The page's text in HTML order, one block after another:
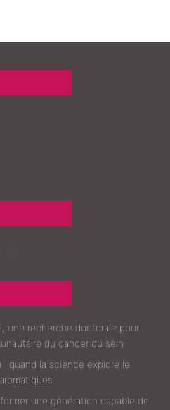
une recherche doctorale pour
du cancer du sein
: quand la science explore le
une génération capable de